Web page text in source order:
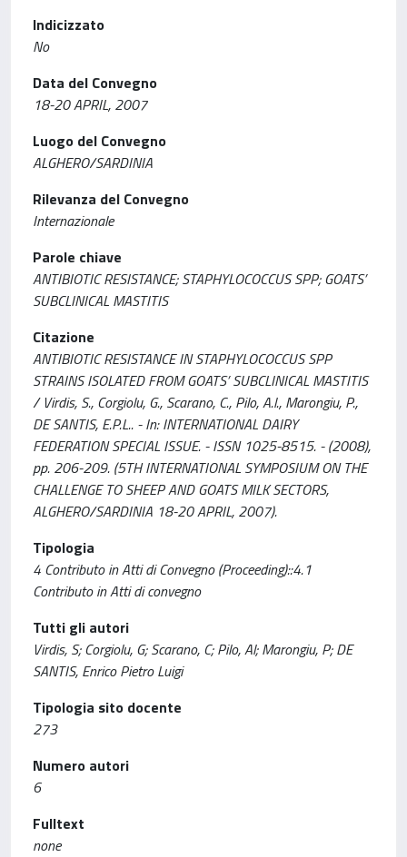
Indicizzato
No
Data del Convegno
18-20 APRIL, 2007
Luogo del Convegno
ALGHERO/SARDINIA
Rilevanza del Convegno
Internazionale
Parole chiave
ANTIBIOTIC RESISTANCE; STAPHYLOCOCCUS SPP; GOATS’
SUBCLINICAL MASTITIS
Citazione
ANTIBIOTIC RESISTANCE IN STAPHYLOCOCCUS SPP
STRAINS ISOLATED FROM GOATS’ SUBCLINICAL MASTITIS
/ Virdis, S., Corgiolu, G., Scarano, C., Pilo, A.l., Marongiu, P.,
DE SANTIS, E.P.L.. - In: INTERNATIONAL DAIRY
FEDERATION SPECIAL ISSUE. - ISSN 1025-8515. - (2008),
pp. 206-209. (5TH INTERNATIONAL SYMPOSIUM ON THE
CHALLENGE TO SHEEP AND GOATS MILK SECTORS,
ALGHERO/SARDINIA 18-20 APRIL, 2007).
Tipologia
4 Contributo in Atti di Convegno (Proceeding)::4.1
Contributo in Atti di convegno
Tutti gli autori
Virdis, S; Corgiolu, G; Scarano, C; Pilo, Al; Marongiu, P; DE
SANTIS, Enrico Pietro Luigi
Tipologia sito docente
273
Numero autori
6
Fulltext
none